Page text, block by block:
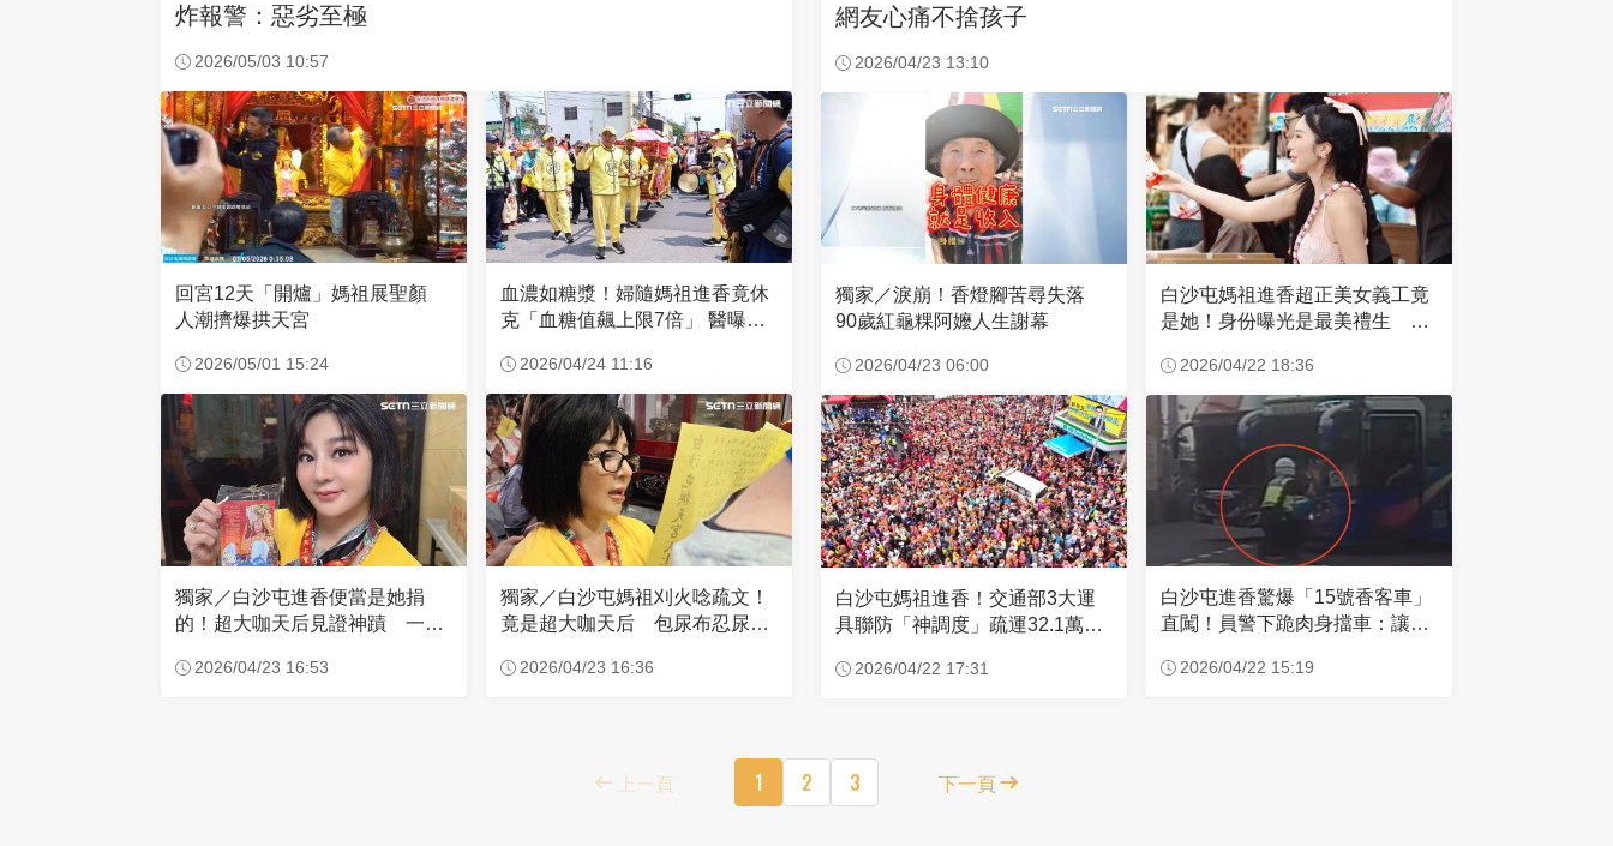
炸報警：惡劣至極
2026/05/03 10:57
回宮12天「開爐」媽祖展聖顏
人潮擠爆拱天宮
2026/05/01 15:24
血濃如糖漿！婦隨媽祖進香竟休
克「血糖值飆上限7倍」 醫曝原
2026/04/24 11:16
獨家／白沙屯進香便當是她捐
的！超大咖天后見證神蹟 一靠
2026/04/23 16:53
獨家／白沙屯媽祖刈火唸疏文！
竟是超大咖天后 包尿布忍尿5
2026/04/23 16:36
網友心痛不捨孩子
2026/04/23 13:10
獨家／淚崩！香燈腳苦尋失落
90歲紅龜粿阿嬤人生謝幕
2026/04/23 06:00
白沙屯媽祖進香超正美女義工竟
是她！身份曝光是最美禮生 一
2026/04/22 18:36
白沙屯媽祖進香！交通部3大運
具聯防「神調度」疏運32.1萬創
2026/04/22 17:31
白沙屯進香驚爆「15號香客車」
直闖！員警下跪肉身擋車：讓行
2026/04/22 15:19
上一頁 1 2 3 下一頁